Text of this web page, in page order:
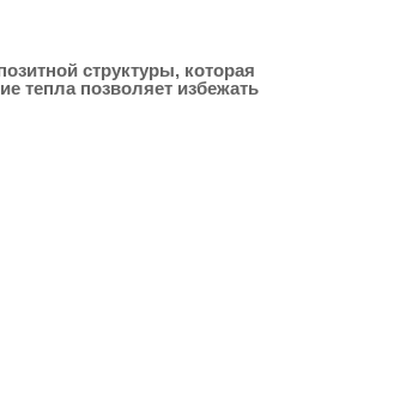
структуры, которая
тепла позволяет избежать